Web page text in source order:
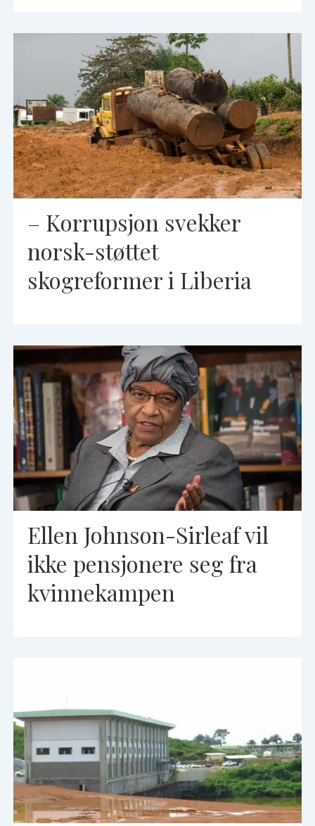
– Korrupsjon svekker
norsk-støttet
skogreformer i Liberia
Ellen Johnson-Sirleaf vil
ikke pensjonere seg fra
kvinnekampen